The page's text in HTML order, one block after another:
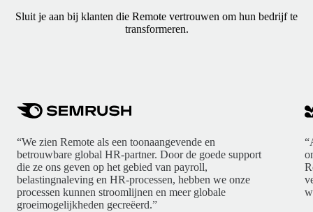
Sluit je aan bij klanten die Remote vertrouwen om hun bedrijf te
transformeren.
“We zien Remote als een toonaangevende en
betrouwbare global HR-partner. Door de goede support
die ze ons geven op het gebied van payroll,
belastingnaleving en HR-processen, hebben we onze
processen kunnen stroomlijnen en meer globale
groeimogelijkheden gecreëerd.”